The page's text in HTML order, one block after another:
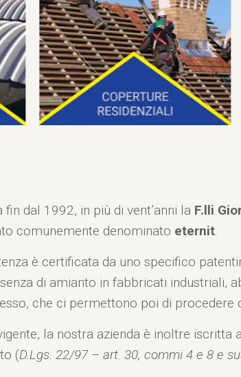
dal 1992, in più di vent’anni la F.lli
comunemente denominato eternit.
è certificata da uno specifico
di amianto in fabbricati industriali,
che ci permettono poi di procedere
la nostra azienda è inoltre iscritta
(D.Lgs. 22/97 – art. 30, commi 4 e 8 e